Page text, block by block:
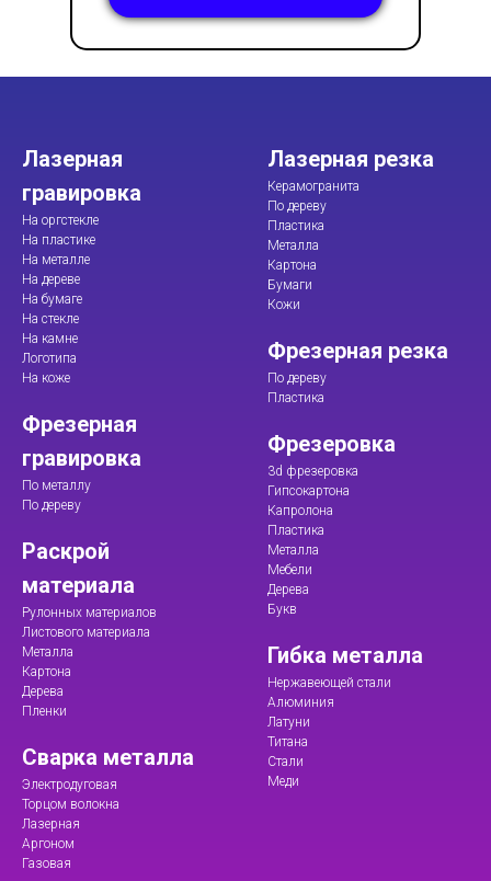
Лазерная
гравировка
На оргстекле
На пластике
На металле
На дереве
На бумаге
На стекле
На камне
Логотипа
На коже
Фрезерная
гравировка
По металлу
По дереву
Раскрой
материала
Рулонных материалов
Листового материала
Металла
Картона
Дерева
Пленки
Сварка металла
Электродуговая
Торцом волокна
Лазерная
Аргоном
Газовая
Лазерная резка
Керамогранита
По дереву
Пластика
Металла
Картона
Бумаги
Кожи
Фрезерная резка
По дереву
Пластика
Фрезеровка
3d фрезеровка
Гипсокартона
Капролона
Пластика
Металла
Мебели
Дерева
Букв
Гибка металла
Нержавеющей стали
Алюминия
Латуни
Титана
Стали
Меди